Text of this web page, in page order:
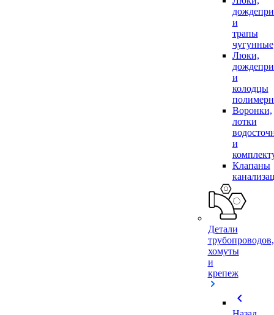
и
трапы
чугунные
Люки,
и
колодцы
Воронки,
лотки
и
Клапаны
Детали
трубопроводов,
хомуты
и
крепеж
chevron_left